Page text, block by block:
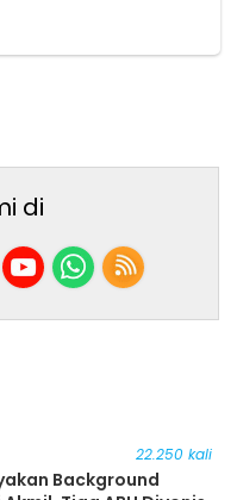
di
22.250 kali
Background